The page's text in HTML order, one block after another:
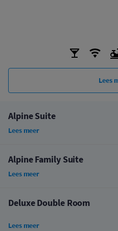
Lees
Alpine Suite
Lees meer
Alpine Family Suite
Lees meer
Deluxe Double Room
Lees meer